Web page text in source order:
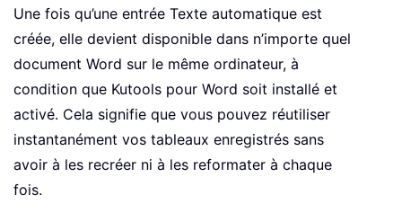
Une fois qu’une entrée Texte automatique est
créée, elle devient disponible dans n’importe quel
document Word sur le même ordinateur, à
condition que Kutools pour Word soit installé et
activé. Cela signifie que vous pouvez réutiliser
instantanément vos tableaux enregistrés sans
avoir à les recréer ni à les reformater à chaque
fois.